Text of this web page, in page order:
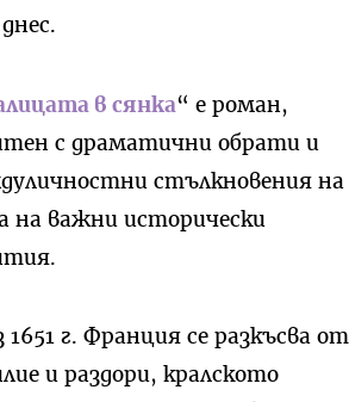
в сянка“ е роман,
с драматични обрати и
стълкновения на
на важни исторически
1651 г. Франция се разкъсва от
и раздори, кралското